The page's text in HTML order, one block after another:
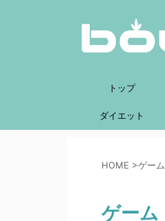
トップ
ダイエット
HOME >ゲーム
ゲーム